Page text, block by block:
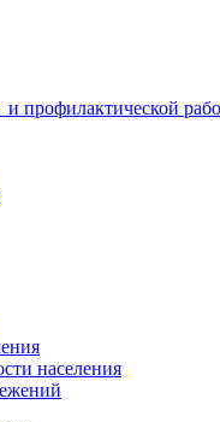
и профилактической
населения